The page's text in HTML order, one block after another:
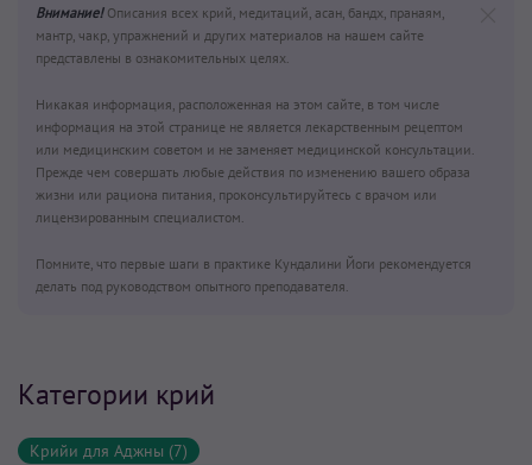
Внимание!Описания всех крий, медитаций, асан, бандх, пранаям,
мантр, чакр, упражнений и других материалов на нашем сайте
представлены в ознакомительных целях.
Никакая информация, расположенная на этом сайте, в том числе
информация на этой странице не является лекарственным рецептом
или медицинским советом и не заменяет медицинской консультации.
Прежде чем совершать любые действия по изменению вашего образа
жизни или рациона питания, проконсультируйтесь с врачом или
лицензированным специалистом.
Помните, что первые шаги в практике Кундалини Йоги рекомендуется
делать под руководством опытного преподавателя.
Категории крий
Крийи для Аджны (7)